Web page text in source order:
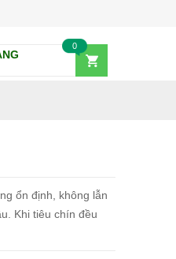
0
ổn định, không lẫn
Khi tiêu chín đều